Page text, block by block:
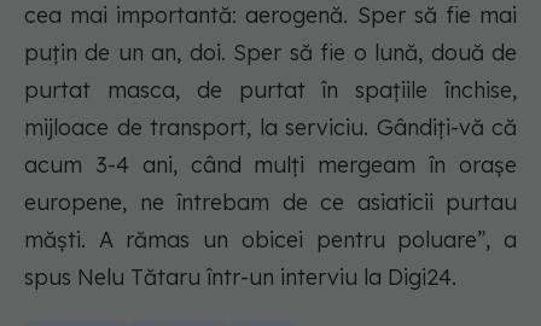
cea mai importantă: aerogenă. Sper să fie mai
puțin de un an, doi. Sper să fie o lună, două de
purtat masca, de purtat în spațiile închise,
mijloace de transport, la serviciu. Gândiți-vă că
acum 3-4 ani, când mulți mergeam în orașe
europene, ne întrebam de ce asiaticii purtau
măști. A rămas un obicei pentru poluare”, a
spus Nelu Tătaru într-un interviu la Digi24.